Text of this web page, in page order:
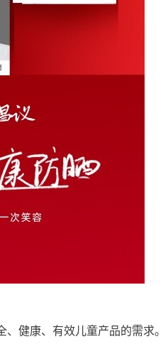
健康、有效儿童产品的需求。